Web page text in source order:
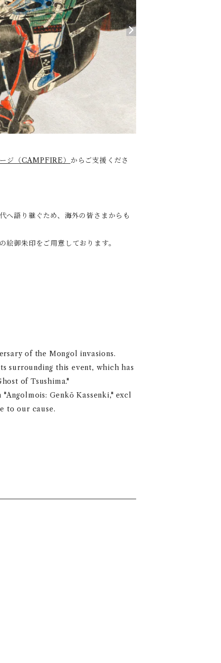
ジ（CAMPFIRE） からご支援くださ
語り継ぐため、海外の皆さまからも
御朱印をご用意しております。
of the Mongol invasions.
surrounding this event, which has
of Tsushima."
Genkō Kassenki," excl
to our cause.